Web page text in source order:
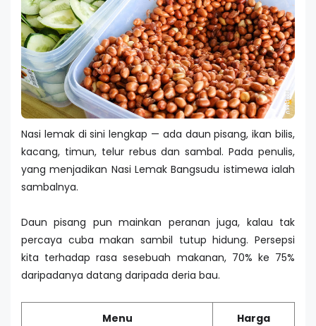
Nasi lemak di sini lengkap — ada daun pisang, ikan bilis,
kacang, timun, telur rebus dan sambal. Pada penulis,
yang menjadikan Nasi Lemak Bangsudu istimewa ialah
sambalnya.
Daun pisang pun mainkan peranan juga, kalau tak
percaya cuba makan sambil tutup hidung. Persepsi
kita terhadap rasa sesebuah makanan, 70% ke 75%
daripadanya datang daripada deria bau.
Menu Harga